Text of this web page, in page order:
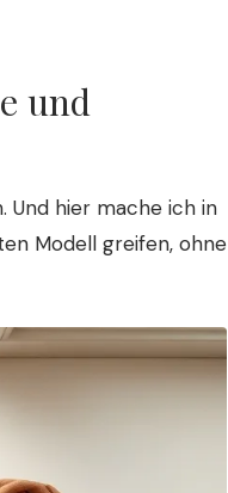
und
Und hier mache ich in
Modell greifen, ohne